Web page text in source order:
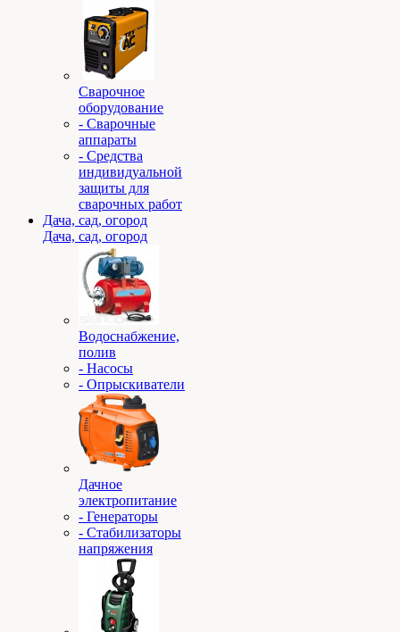
Сварочное
оборудование
- Сварочные
аппараты
- Средства
индивидуальной
защиты для
сварочных работ
Дача, сад, огород
Дача, сад, огород
Водоснабжение,
полив
- Насосы
- Опрыскиватели
Дачное
электропитание
- Генераторы
- Стабилизаторы
напряжения